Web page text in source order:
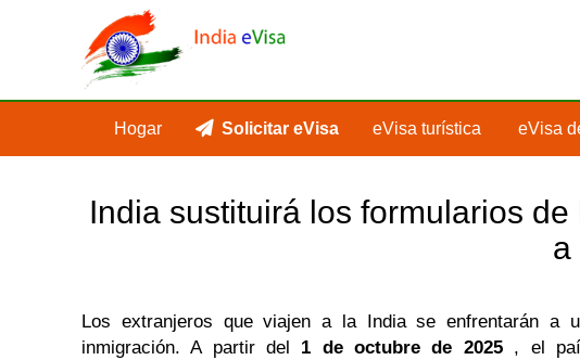
Hogar Solicitar eVisa eVisa turística eVisa
India sustituirá los formularios
a
Los extranjeros que viajen a la India se enfrentarán a
inmigración. A partir del 1 de octubre de 2025, el